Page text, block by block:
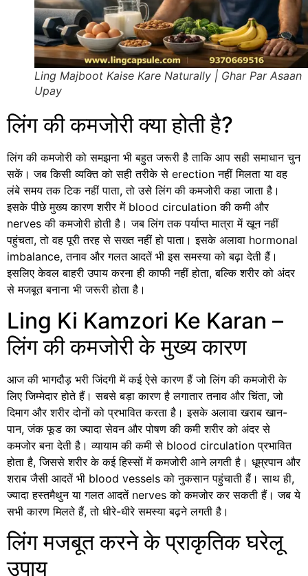
Ling Majboot Kaise Kare Naturally | Ghar Par Asaan
Upay
लिंग की कमजोरी क्या होती है?
लिंग की कमजोरी को समझना भी बहुत जरूरी है ताकि आप सही समाधान चुन
सकें। जब किसी व्यक्ति को सही तरीके से erection नहीं मिलता या वह
लंबे समय तक टिक नहीं पाता, तो उसे लिंग की कमजोरी कहा जाता है।
इसके पीछे मुख्य कारण शरीर में blood circulation की कमी और
nerves की कमजोरी होती है। जब लिंग तक पर्याप्त मात्रा में खून नहीं
पहुंचता, तो वह पूरी तरह से सख्त नहीं हो पाता। इसके अलावा hormonal
imbalance, तनाव और गलत आदतें भी इस समस्या को बढ़ा देती हैं।
इसलिए केवल बाहरी उपाय करना ही काफी नहीं होता, बल्कि शरीर को अंदर
से मजबूत बनाना भी जरूरी होता है।
Ling Ki Kamzori Ke Karan –
लिंग की कमजोरी के मुख्य कारण
आज की भागदौड़ भरी जिंदगी में कई ऐसे कारण हैं जो लिंग की कमजोरी के
लिए जिम्मेदार होते हैं। सबसे बड़ा कारण है लगातार तनाव और चिंता, जो
दिमाग और शरीर दोनों को प्रभावित करता है। इसके अलावा खराब खान-
पान, जंक फूड का ज्यादा सेवन और पोषण की कमी शरीर को अंदर से
कमजोर बना देती है। व्यायाम की कमी से blood circulation प्रभावित
होता है, जिससे शरीर के कई हिस्सों में कमजोरी आने लगती है। धूम्रपान और
शराब जैसी आदतें भी blood vessels को नुकसान पहुंचाती हैं। साथ ही,
ज्यादा हस्तमैथुन या गलत आदतें nerves को कमजोर कर सकती हैं। जब ये
सभी कारण मिलते हैं, तो धीरे-धीरे समस्या बढ़ने लगती है।
लिंग मजबूत करने के प्राकृतिक घरेलू
उपाय